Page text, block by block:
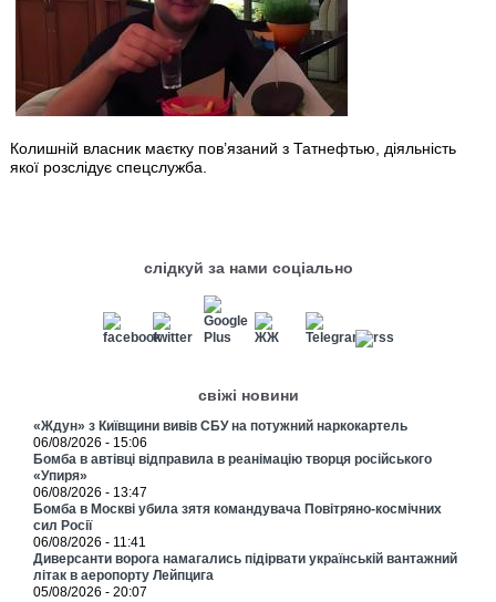
Колишній власник маєтку пов’язаний з Татнефтью, діяльність
якої розслідує спецслужба.
слідкуй за нами соціально
свіжі новини
«Ждун» з Київщини вивів СБУ на потужний наркокартель
06/08/2026 - 15:06
Бомба в автівці відправила в реанімацію творця російського
«Упиря»
06/08/2026 - 13:47
Бомба в Москві убила зятя командувача Повітряно-космічних
сил Росії
06/08/2026 - 11:41
Диверсанти ворога намагались підірвати українській вантажний
літак в аеропорту Лейпцига
05/08/2026 - 20:07